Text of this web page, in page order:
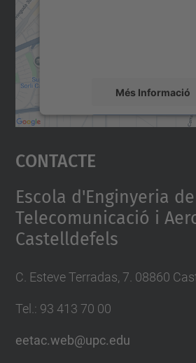
Més Informació
Accepta
powered by
Contacte
Escola d'Enginyeria de
Telecomunicació i
Castelldefels
C. Esteve Terradas, 7. 08860
Tel.: 93 413 70 00
eetac.web@upc.edu